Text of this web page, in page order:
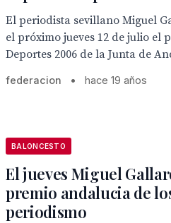
El periodista sevillano Miguel
el próximo jueves 12 de julio el
Deportes 2006 de la Junta de
federacion • hace 19 años
BALONCESTO
El jueves Miguel
premio andalucia de
periodismo